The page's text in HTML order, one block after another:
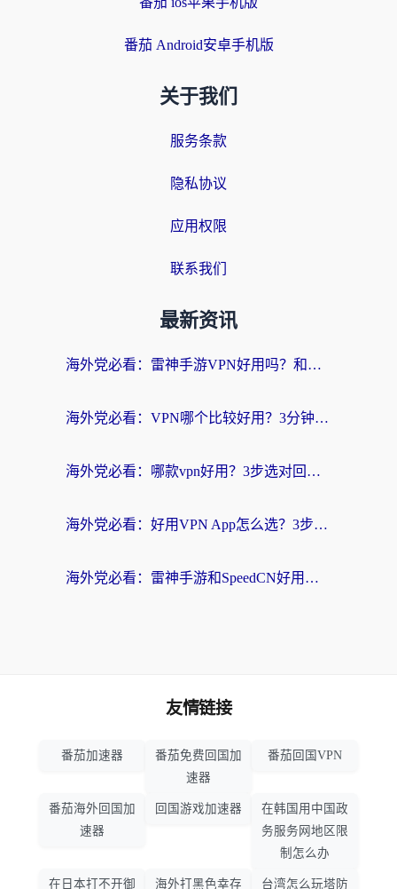
番茄 Android安卓手机版
关于我们
服务条款
隐私协议
应用权限
联系我们
最新资讯
海外党必看：雷神手游VPN好用吗？和天速回国VPN对比哪个回国效果更好？附实用加速器选择指南
海外党必看：VPN哪个比较好用？3分钟找到适合你的回国加速方案
海外党必看：哪款vpn好用？3步选对回国加速器，无缝刷剧玩游戏
海外党必看：好用VPN App怎么选？3步教你无缝访问国内资源
海外党必看：雷神手游和SpeedCN好用吗？3招选对回国加速器无缝刷国内资源
友情链接
番茄加速器
番茄免费回国加
速器
番茄回国VPN
番茄海外回国加
速器
回国游戏加速器
在韩国用中国政
务服务网地区限
制怎么办
在日本打不开御 海外打黑色幸存 台湾怎么玩塔防